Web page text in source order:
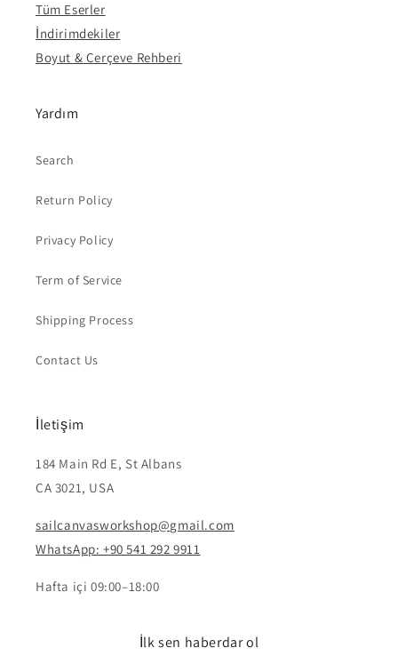
Tüm Eserler
İndirimdekiler
Boyut & Çerçeve Rehberi
Yardım
Search
Return Policy
Privacy Policy
Term of Service
Shipping Process
Contact Us
İletişim
184 Main Rd E, St Albans
CA 3021, USA
sailcanvasworkshop@gmail.com
WhatsApp: +90 541 292 9911
Hafta içi 09:00–18:00
İlk sen haberdar ol